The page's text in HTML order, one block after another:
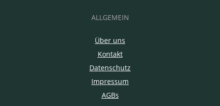
ALLGEMEIN
Über uns
Kontakt
Datenschutz
Impressum
AGBs